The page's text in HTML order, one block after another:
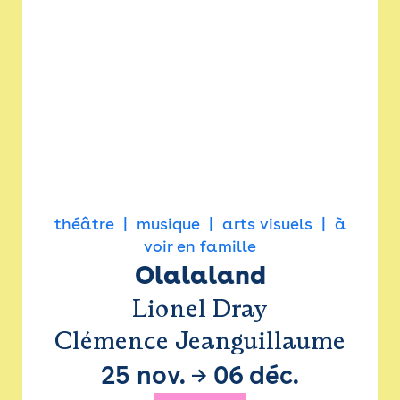
théâtre musique arts visuels
à
voir en famille
Olalaland
Lionel Dray
Clémence Jeanguillaume
25 nov. → 06 déc.